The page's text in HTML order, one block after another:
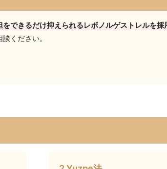
できるだけ抑えられるレボノルゲストレルを採
ください。